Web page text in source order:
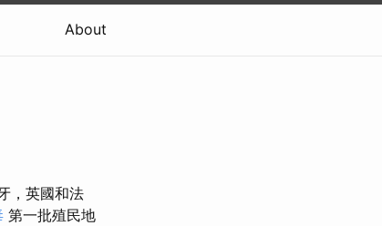
About
，英國和法
第一批殖民地